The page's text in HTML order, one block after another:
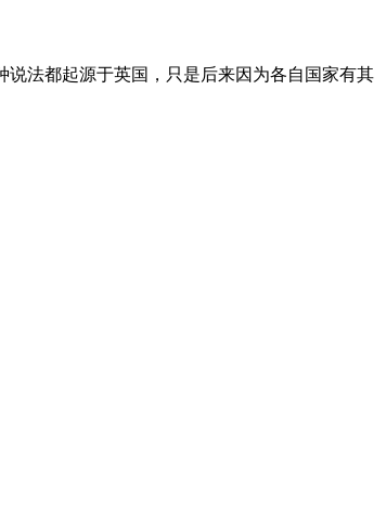
说法都起源于英国，只是后来因为各自国家有其